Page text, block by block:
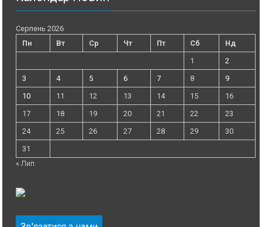
Серпень 2026
Пн
Вт Ср Чт Пт Сб
Нд
1
2
3
4 5 6 7 8
9
10
11 12 13 14 15
16
17
18 19 20 21 22
23
24
25 26 27 28 29
30
31
« Лип